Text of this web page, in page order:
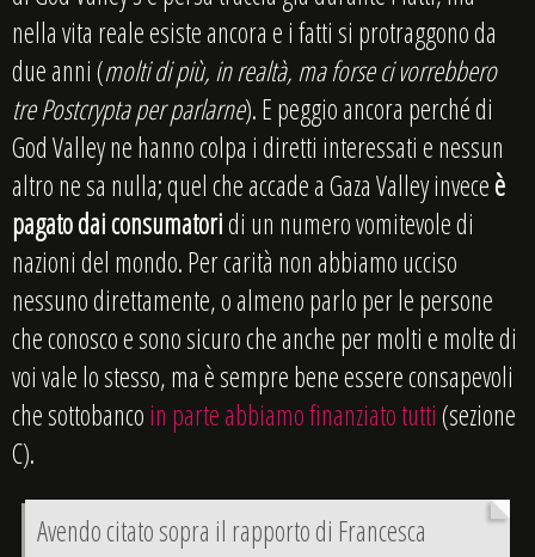
nella vita reale esiste ancora e i fatti si protraggono da
due anni (molti di più, in realtà, ma forse ci vorrebbero
tre Postcrypta per parlarne). E peggio ancora perché di
God Valley ne hanno colpa i diretti interessati e nessun
altro ne sa nulla; quel che accade a Gaza Valley inveceè
pagato dai consumatoridi un numero vomitevole di
nazioni del mondo. Per carità non abbiamo ucciso
nessuno direttamente, o almeno parlo per le persone
che conosco e sono sicuro che anche per molti e molte di
voi vale lo stesso, ma è sempre bene essere consapevoli
che sottobancoin parte abbiamo finanziato tutti(sezione
C).
Avendo citato sopra il rapporto di Francesca